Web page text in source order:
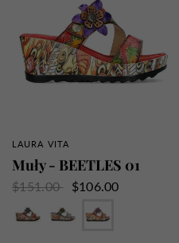
SZYBKI PRZEGLĄD
LAURA VITA
Muły - BEETLES 01
$151.00
$106.00